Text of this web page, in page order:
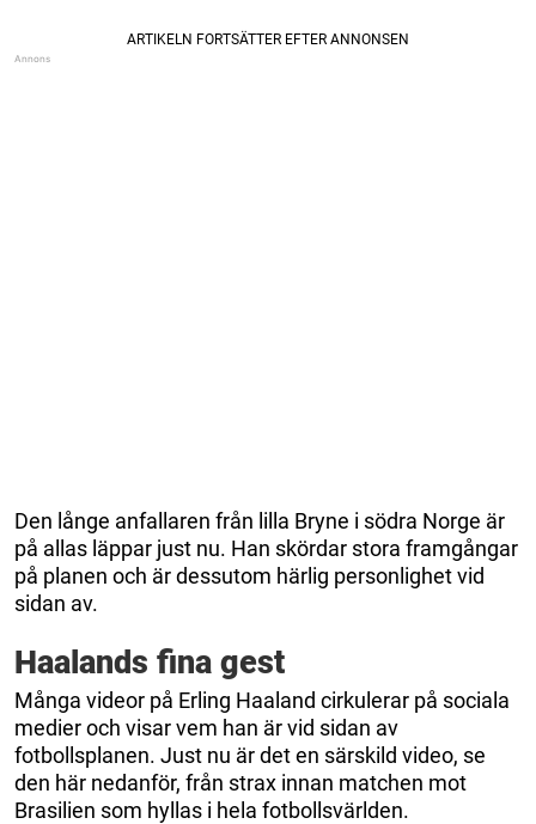
Den långe anfallaren från lilla Bryne i södra Norge är
på allas läppar just nu. Han skördar stora framgångar
på planen och är dessutom härlig personlighet vid
sidan av.
Haalands fina gest
Många videor på Erling Haaland cirkulerar på sociala
medier och visar vem han är vid sidan av
fotbollsplanen. Just nu är det en särskild video, se
den här nedanför, från strax innan matchen mot
Brasilien som hyllas i hela fotbollsvärlden.